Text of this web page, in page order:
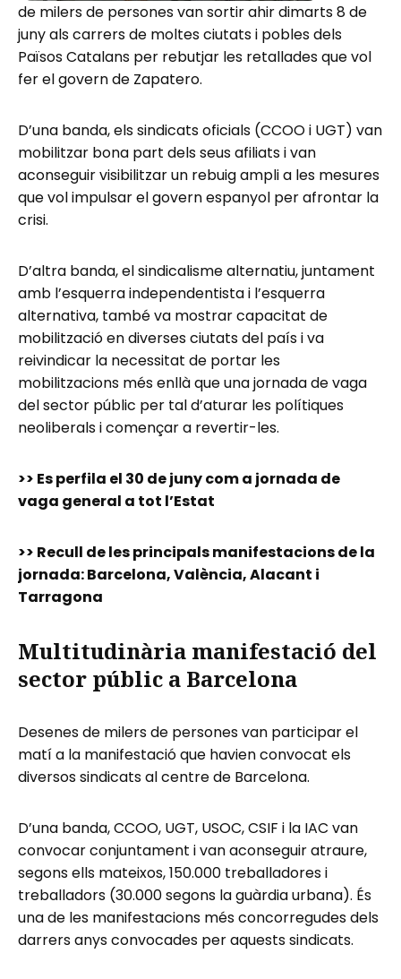
de milers de persones van sortir ahir dimarts 8 de
juny als carrers de moltes ciutats i pobles dels
Països Catalans per rebutjar les retallades que vol
fer el govern de Zapatero.
D’una banda, els sindicats oficials (CCOO i UGT) van
mobilitzar bona part dels seus afiliats i van
aconseguir visibilitzar un rebuig ampli a les mesures
que vol impulsar el govern espanyol per afrontar la
crisi.
D’altra banda, el sindicalisme alternatiu, juntament
amb l’esquerra independentista i l’esquerra
alternativa, també va mostrar capacitat de
mobilització en diverses ciutats del país i va
reivindicar la necessitat de portar les
mobilitzacions més enllà que una jornada de vaga
del sector públic per tal d’aturar les polítiques
neoliberals i començar a revertir-les.
>> Es perfila el 30 de juny com a jornada de
vaga general a tot l’Estat
>> Recull de les principals manifestacions de la
jornada: Barcelona, València, Alacant i
Tarragona
Multitudinària manifestació del
sector públic a Barcelona
Desenes de milers de persones van participar el
matí a la manifestació que havien convocat els
diversos sindicats al centre de Barcelona.
D’una banda, CCOO, UGT, USOC, CSIF i la IAC van
convocar conjuntament i van aconseguir atraure,
segons ells mateixos, 150.000 treballadores i
treballadors (30.000 segons la guàrdia urbana). És
una de les manifestacions més concorregudes dels
darrers anys convocades per aquests sindicats.